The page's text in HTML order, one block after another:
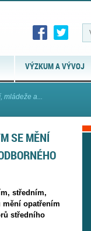
VÝZKUM A VÝVOJ
mládeže a...
SE MĚNÍ
středním,
opatřením
středního